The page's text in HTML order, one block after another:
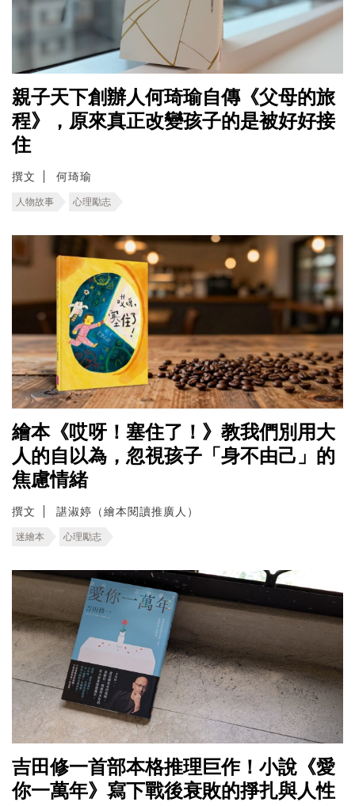
親子天下創辦人何琦瑜自傳《父母的旅
程》，原來真正改變孩子的是被好好接
住
撰文 何琦瑜
人物故事 心理勵志
繪本《哎呀！塞住了！》教我們別用大
人的自以為，忽視孩子「身不由己」的
焦慮情緒
撰文 諶淑婷（繪本閱讀推廣人）
迷繪本 心理勵志
吉田修一首部本格推理巨作！小說《愛
你一萬年》寫下戰後衰敗的掙扎與人性